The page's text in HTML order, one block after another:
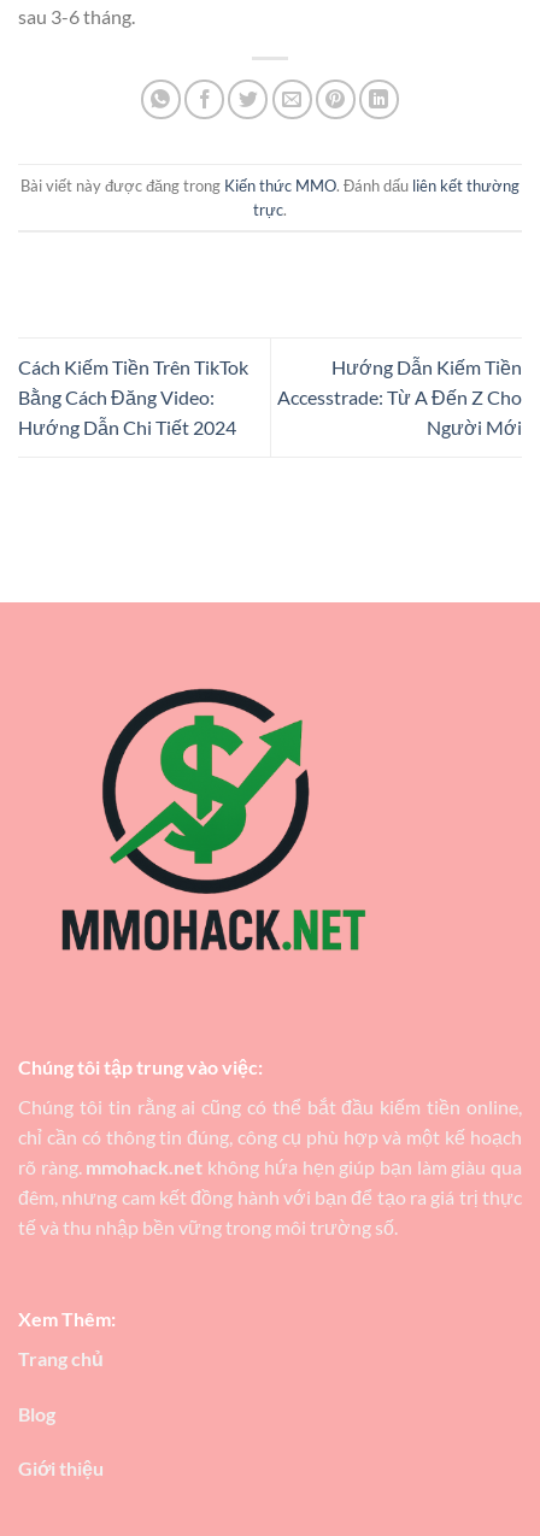
sau 3-6 tháng.
Bài viết này được đăng trong Kiến thức MMO. Đánh dấu liên kết thường
trực.
Cách Kiếm Tiền Trên TikTok
Bằng Cách Đăng Video:
Hướng Dẫn Chi Tiết 2024
Hướng Dẫn Kiếm Tiền
Accesstrade: Từ A Đến Z Cho
Người Mới
Chúng tôi tập trung vào việc:
Chúng tôi tin rằng ai cũng có thể bắt đầu kiếm tiền online,
chỉ cần có thông tin đúng, công cụ phù hợp và một kế hoạch
rõ ràng. mmohack.net không hứa hẹn giúp bạn làm giàu qua
đêm, nhưng cam kết đồng hành với bạn để tạo ra giá trị thực
tế và thu nhập bền vững trong môi trường số.
Xem Thêm:
Trang chủ
Blog
Giới thiệu